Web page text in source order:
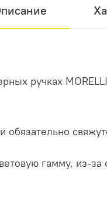
ручках MORELLI
гамму, из-